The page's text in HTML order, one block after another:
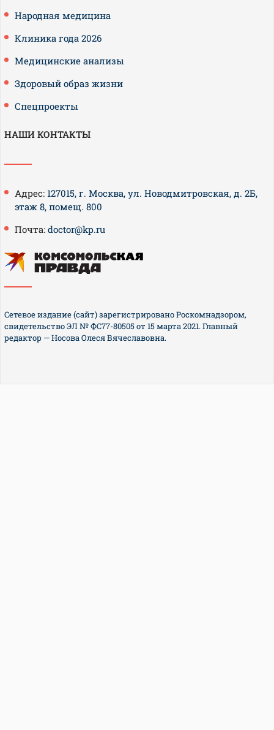
Народная медицина
Клиника года 2026
Медицинские анализы
Здоровый образ жизни
Спецпроекты
НАШИ КОНТАКТЫ
Адрес: 127015, г. Москва, ул. Новодмитровская, д. 2Б,
этаж 8, помещ. 800
Почта: doctor@kp.ru
Сетевое издание (сайт) зарегистрировано Роскомнадзором,
свидетельство ЭЛ № ФС77-80505 от 15 марта 2021. Главный
редактор — Носова Олеся Вячеславовна.